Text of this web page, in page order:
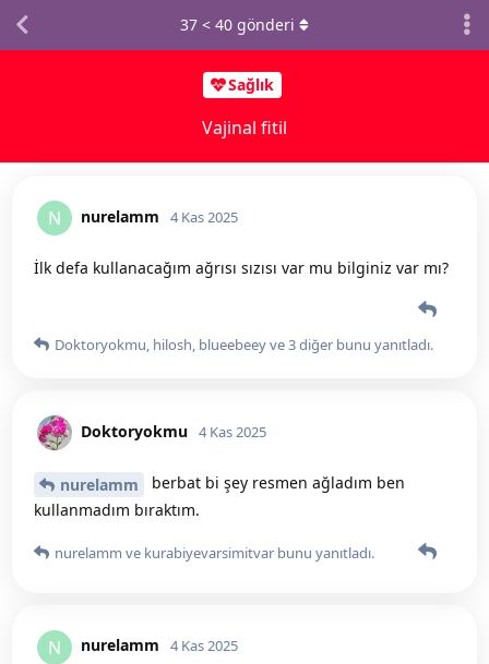
Sağlık
Vajinal fitil
37 < 40 gönderi
N nurelamm 4 Kas 2025
İlk defa kullanacağım ağrısı sızısı var mu bilginiz var mı?
Doktoryokmu, hilosh, blueebeeyve3diğer bunu yanıtladı.
Doktoryokmu 4 Kas 2025
nurelamm
berbat bi şey resmen ağladım ben
kullanmadım bıraktım.
nurelamm ve kurabiyevarsimitvar bunu yanıtladı.
N nurelamm 4 Kas 2025